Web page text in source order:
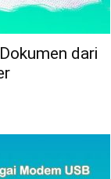
dari